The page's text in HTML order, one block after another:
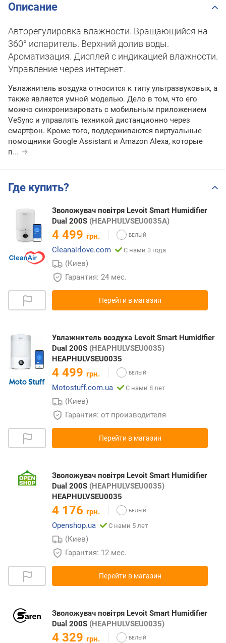
Описание
Авторегулировка влажности. Вращающийся на
360° испаритель. Верхний долив воды.
Ароматизация. Дисплей с индикацией влажности.
Управление через интернет.
Увлажнитель воздуха относится к типу ультразвуковых, а
также является умной моделью. Дело в том, что его
можно синхронизировать с мобильным приложением
VeSync и управлять техникой дистанционно через
смартфон. Кроме того, поддерживаются виртуальные
помощники Google Assistant и Amazon Alexa, которые
п...
Где купить?
Зволожувач повітря Levoit Smart Humidifier
Dual 200S (HEAPHULVSEU0035A)
4 499 грн.
Cleanairlove.com
С нами 3 года
(Киев)
Гарантия: 24 мес.
Перейти в магазин
Увлажнитель воздуха Levoit Smart Humidifier
Dual 200S (HEAPHULVSEU0035)
HEAPHULVSEU0035
4 499 грн.
Motostuff.com.ua
С нами 8 лет
(Киев)
Гарантия: от производителя
Перейти в магазин
Зволожувач повітря Levoit Smart Humidifier
Dual 200S (HEAPHULVSEU0035)
HEAPHULVSEU0035
4 176 грн.
Openshop.ua
С нами 5 лет
(Киев)
Гарантия: 12 мес.
Перейти в магазин
Зволожувач повітря Levoit Smart Humidifier
Dual 200S (HEAPHULVSEU0035)
4 329 грн.